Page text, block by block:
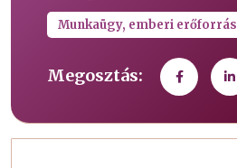
Munkaügy, emberi erőforrás
Megosztás: